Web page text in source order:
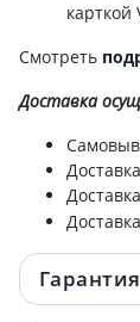
Зеленая
Зеленая
Шампунь
Зеленая
465мл
Зеленая
дозат 465мл
Смотреть
Доставка
Гарантия